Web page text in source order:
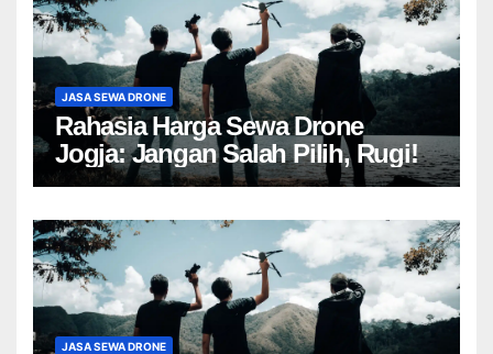
JASA SEWA DRONE
Rahasia Harga Sewa Drone
Jogja: Jangan Salah Pilih, Rugi!
JASA SEWA DRONE